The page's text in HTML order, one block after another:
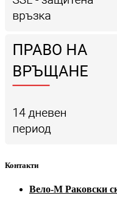
Контакти
Вело-М Раковски